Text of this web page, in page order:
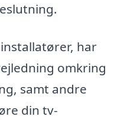
har
omkring
samt andre
din tv-